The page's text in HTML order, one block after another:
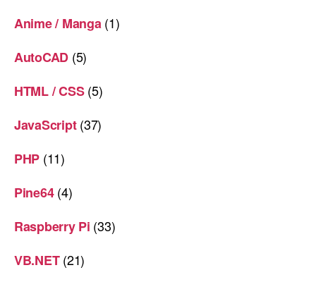
Anime / Manga (1)
AutoCAD (5)
HTML / CSS(5)
JavaScript(37)
PHP (11)
Pine64(4)
Raspberry Pi (33)
VB.NET(21)